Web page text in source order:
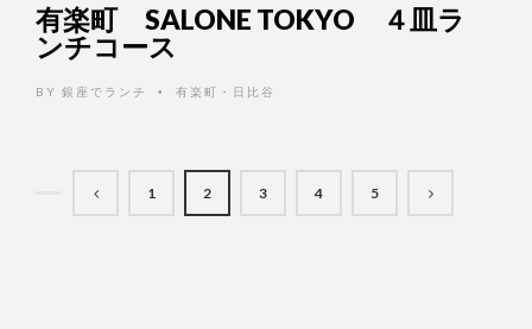
有楽町 SALONE TOKYO ４皿ラ
ンチコース
BY 銀座でランチ • 有楽町・日比谷
1 2 3 4 5